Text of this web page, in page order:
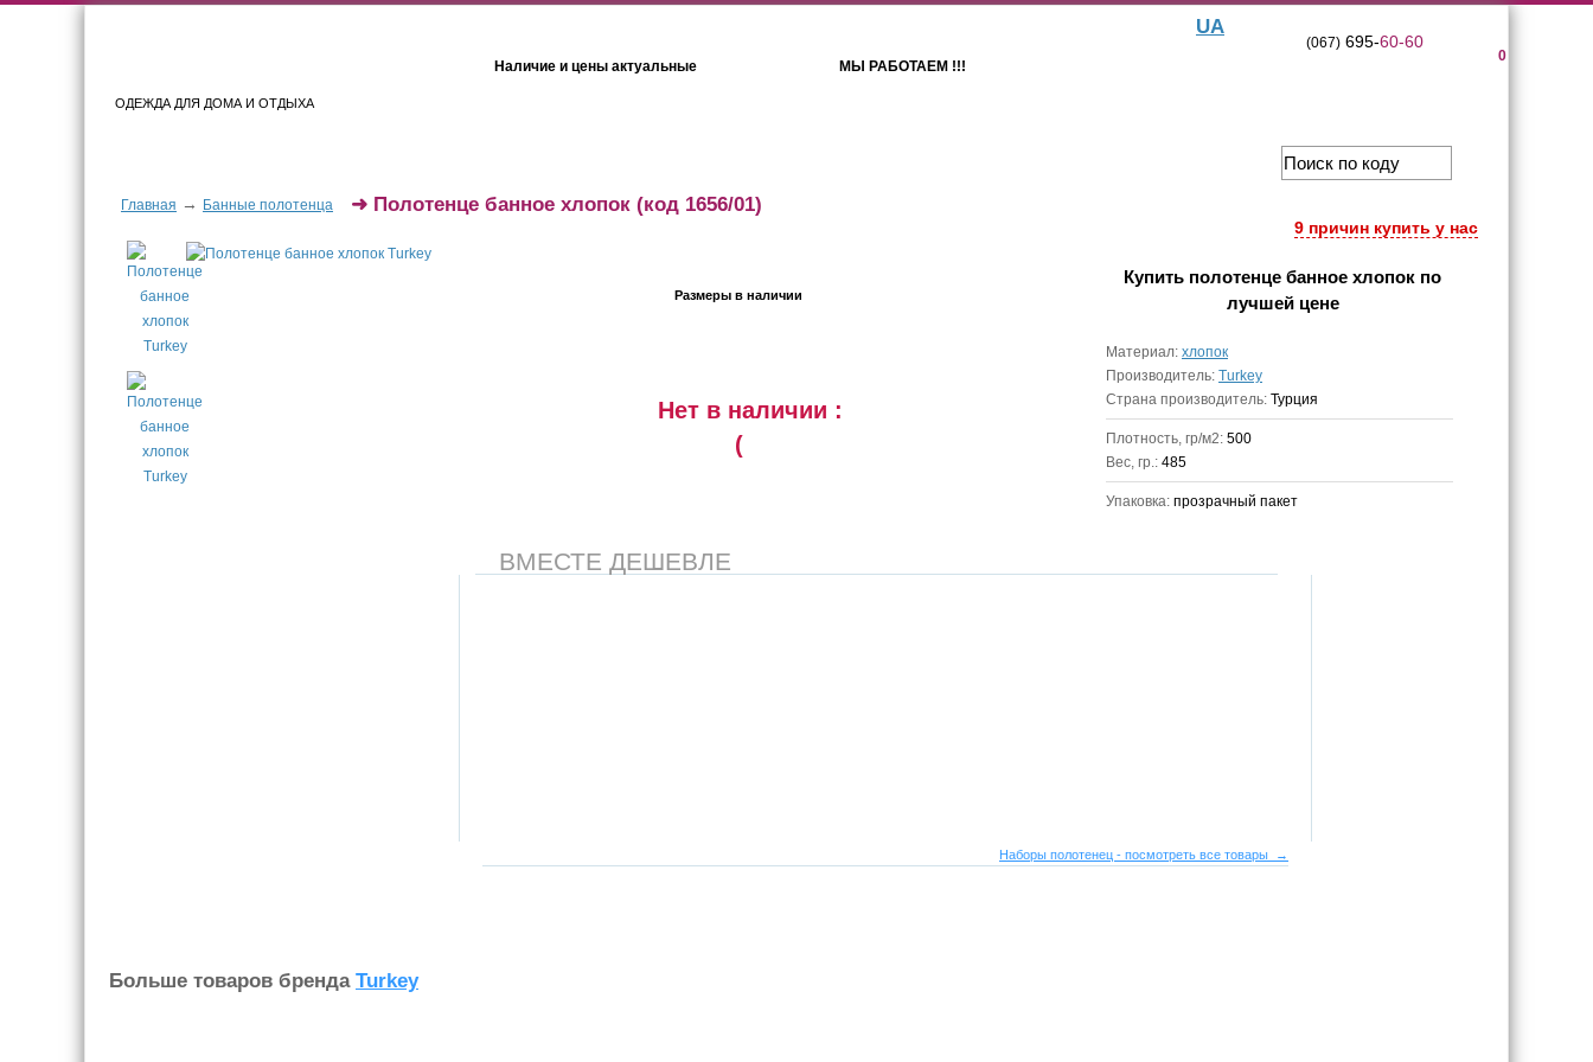
ОДЕЖДА ДЛЯ ДОМА И ОТДЫХА
Наличие и цены актуальные МЫ РАБОТАЕМ !!!
UA
0
(067)695-60-60
Главная → Банные полотенца
9 причин купить у нас
➜ Полотенце банное хлопок (код 1656/01)
Размеры в наличии
Нет в наличии :
(
Купить полотенце банное хлопок по
лучшей цене
Материал: хлопок
Производитель: Turkey
Страна производитель: Турция
Плотность, гр/м2: 500
Вес, гр.: 485
Упаковка: прозрачный пакет
ВМЕСТЕ ДЕШЕВЛЕ
Наборы полотенец - посмотреть все товары →
Больше товаров бренда Turkey